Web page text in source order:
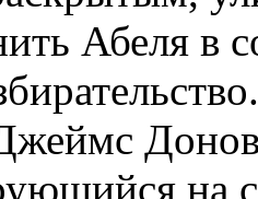
Абеля в
на